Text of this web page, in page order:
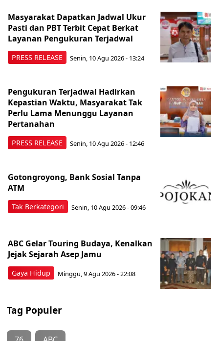
PRESS RELEASE
Masyarakat Dapatkan Jadwal Ukur
Pasti dan PBT Terbit Cepat Berkat
Layanan Pengukuran Terjadwal
Senin, 10 Agu 2026 - 13:24
PRESS RELEASE
Pengukuran Terjadwal Hadirkan
Kepastian Waktu, Masyarakat Tak
Perlu Lama Menunggu Layanan
Pertanahan
Senin, 10 Agu 2026 - 12:46
Tak Berkategori
Gotongroyong, Bank Sosial Tanpa
ATM
Senin, 10 Agu 2026 - 09:46
Gaya Hidup
ABC Gelar Touring Budaya, Kenalkan
Jejak Sejarah Asep Jamu
Minggu, 9 Agu 2026 - 22:08
Tag Populer